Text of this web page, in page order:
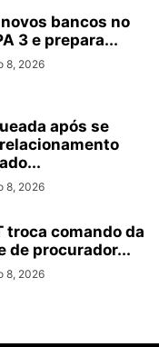
bancos no
3 e prepara...
8, 2026
após se
8, 2026
troca comando da
de procurador...
8, 2026